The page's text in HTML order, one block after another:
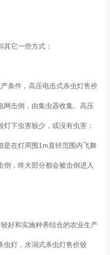
它一些方式：
条件，高压电击式杀虫灯售价
网击倒，由集虫器收集。高压
下虫害较少，或没有虫害；
是在灯周围1m直径范围内飞舞
，终大部分都会被击倒进入
好和实施种养结合的农业生产
虫灯，水溺式杀虫灯售价较